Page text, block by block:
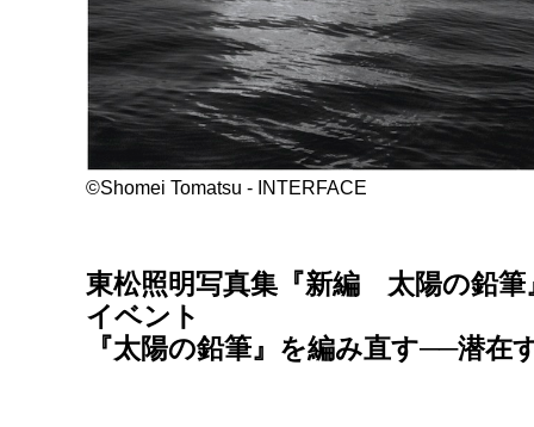
©Shomei Tomatsu - INTERFACE
東松照明写真集『新編 太陽の鉛筆
イベント
『太陽の鉛筆』を編み直す──潜在